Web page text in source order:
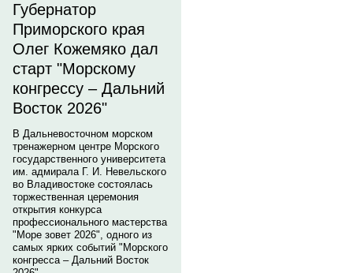
Губернатор
Приморского края
Олег Кожемяко дал
старт "Морскому
конгрессу – Дальний
Восток 2026"
В Дальневосточном морском
тренажерном центре Морского
государственного университета
им. адмирала Г. И. Невельского
во Владивостоке состоялась
торжественная церемония
открытия конкурса
профессионального мастерства
"Море зовет 2026", одного из
самых ярких событий "Морского
конгресса – Дальний Восток